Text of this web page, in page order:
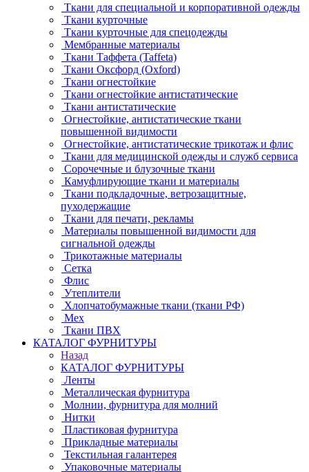
Ткани для специальной и корпоративной одежды
Ткани курточные
Ткани курточные для спецодежды
Мембранные материалы
Ткани Таффета (Taffeta)
Ткани Оксфорд (Oxford)
Ткани огнестойкие
Ткани огнестойкие антистатические
Ткани антистатические
Огнестойкие, антистатические ткани
повышенной видимости
Огнестойкие, антистатические трикотаж и флис
Ткани для медицинской одежды и служб сервиса
Сорочечные и блузочные ткани
Камуфлирующие ткани и материалы
Ткани подкладочные, ветрозащитные,
пуходержащие
Ткани для печати, рекламы
Материалы повышенной видимости для
сигнальной одежды
Трикотажные материалы
Сетка
Флис
Утеплители
Хлопчатобумажные ткани (ткани РФ)
Мех
Ткани ПВХ
КАТАЛОГ ФУРНИТУРЫ
Назад
КАТАЛОГ ФУРНИТУРЫ
Ленты
Металлическая фурнитура
Молнии, фурнитура для молний
Нитки
Пластиковая фурнитура
Прикладные материалы
Текстильная галантерея
Упаковочные материалы